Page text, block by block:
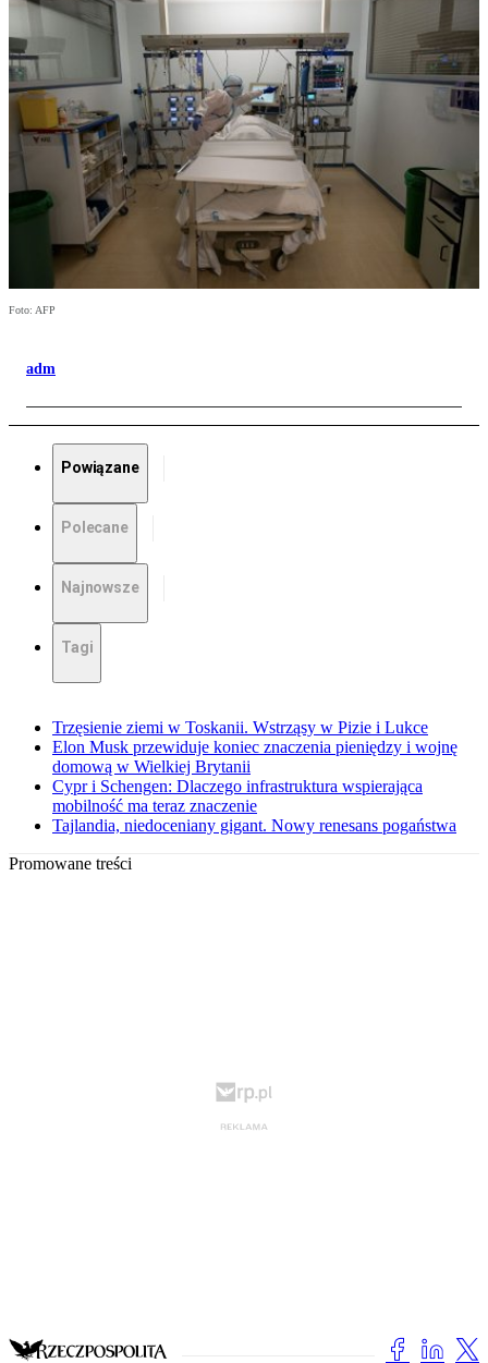
Foto: AFP
adm
Powiązane
Polecane
Najnowsze
Tagi
Trzęsienie ziemi w Toskanii. Wstrząsy w Pizie i Lukce
Elon Musk przewiduje koniec znaczenia pieniędzy i wojnę
domową w Wielkiej Brytanii
Cypr i Schengen: Dlaczego infrastruktura wspierająca
mobilność ma teraz znaczenie
Tajlandia, niedoceniany gigant. Nowy renesans pogaństwa
Promowane treści